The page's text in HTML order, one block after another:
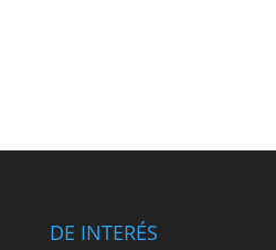
DE INTERÉS